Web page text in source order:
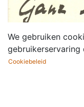
We gebruiken
Cookiebeleid